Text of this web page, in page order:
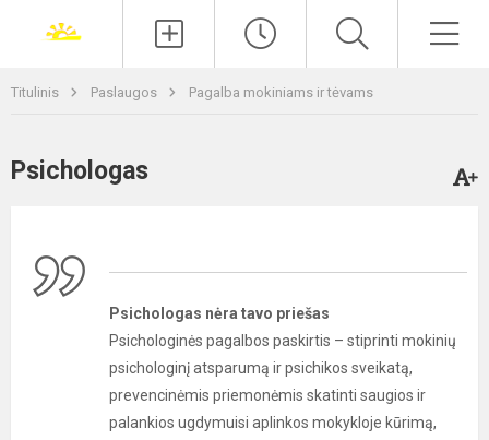
Titulinis Paslaugos Pagalba mokiniams ir tėvams
Psichologas
Psichologas nėra tavo priešas
Psichologinės pagalbos paskirtis – stiprinti mokinių
psichologinį atsparumą ir psichikos sveikatą,
prevencinėmis priemonėmis skatinti saugios ir
palankios ugdymuisi aplinkos mokykloje kūrimą,